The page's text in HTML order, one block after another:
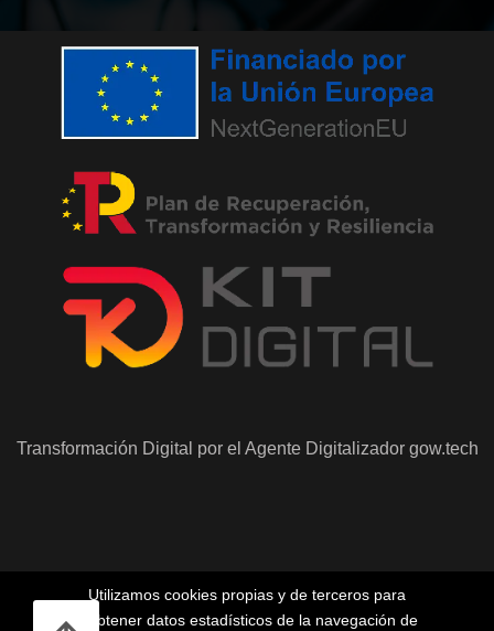
Transformación Digital por el Agente Digitalizador gow.tech
Utilizamos cookies propias y de terceros para
obtener datos estadísticos de la navegación de